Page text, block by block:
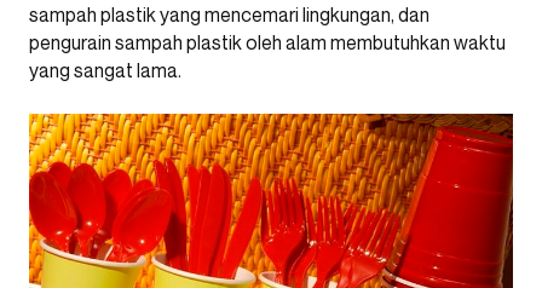
sampah plastik yang mencemari lingkungan, dan
pengurain sampah plastik oleh alam membutuhkan waktu
yang sangat lama.